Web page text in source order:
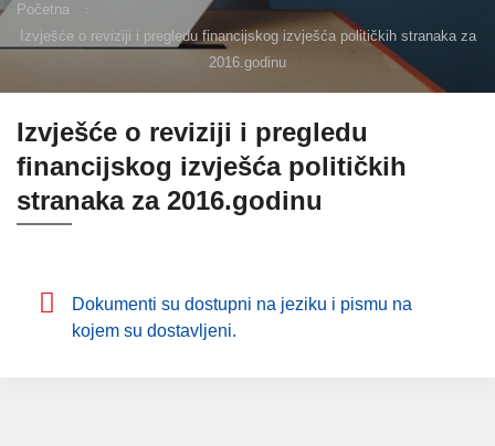
Početna
Izvješće o reviziji i pregledu financijskog izvješća političkih stranaka za
2016.godinu
Izvješće o reviziji i pregledu
financijskog izvješća političkih
stranaka za 2016.godinu
Dokumenti su dostupni na jeziku i pismu na
kojem su dostavljeni.